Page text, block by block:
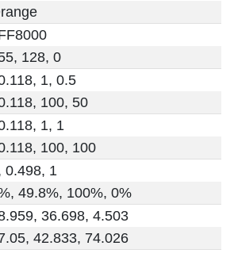
128, 0
1, 0.5
100, 50
1, 1
100, 100
0.498, 1
49.8%, 100%, 0%
36.698, 4.503
42.833, 74.026